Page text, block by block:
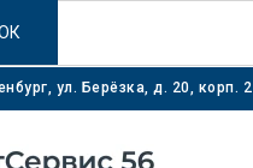
ул. Берёзка, д. 20, корп. 2